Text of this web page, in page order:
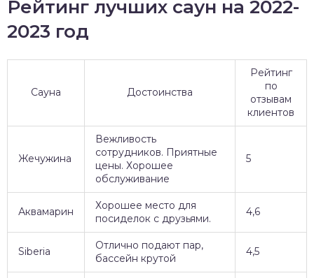
Рейтинг лучших саун на 2022-
2023 год
Сауна Достоинства
Рейтинг
по
отзывам
клиентов
Жечужина
Вежливость
сотрудников. Приятные
цены. Хорошее
обслуживание
5
Аквамарин
Хорошее место для
посиделок с друзьями.
4,6
Siberia
Отлично подают пар,
бассейн крутой
4,5